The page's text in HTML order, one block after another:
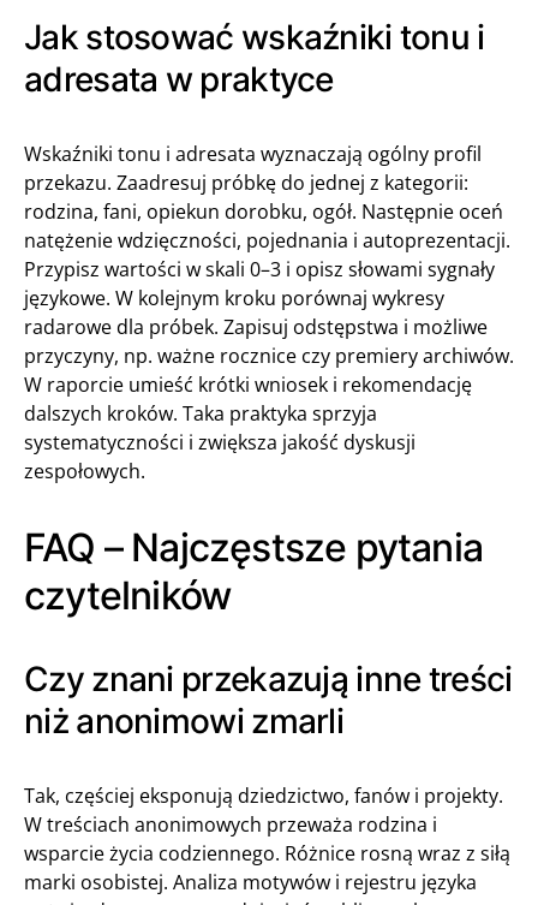
Jak stosować wskaźniki tonu i
adresata w praktyce
Wskaźniki tonu i adresata wyznaczają ogólny profil
przekazu. Zaadresuj próbkę do jednej z kategorii:
rodzina, fani, opiekun dorobku, ogół. Następnie oceń
natężenie wdzięczności, pojednania i autoprezentacji.
Przypisz wartości w skali 0–3 i opisz słowami sygnały
językowe. W kolejnym kroku porównaj wykresy
radarowe dla próbek. Zapisuj odstępstwa i możliwe
przyczyny, np. ważne rocznice czy premiery archiwów.
W raporcie umieść krótki wniosek i rekomendację
dalszych kroków. Taka praktyka sprzyja
systematyczności i zwiększa jakość dyskusji
zespołowych.
FAQ – Najczęstsze pytania
czytelników
Czy znani przekazują inne treści
niż anonimowi zmarli
Tak, częściej eksponują dziedzictwo, fanów i projekty.
W treściach anonimowych przeważa rodzina i
wsparcie życia codziennego. Różnice rosną wraz z siłą
marki osobistej. Analiza motywów i rejestru języka